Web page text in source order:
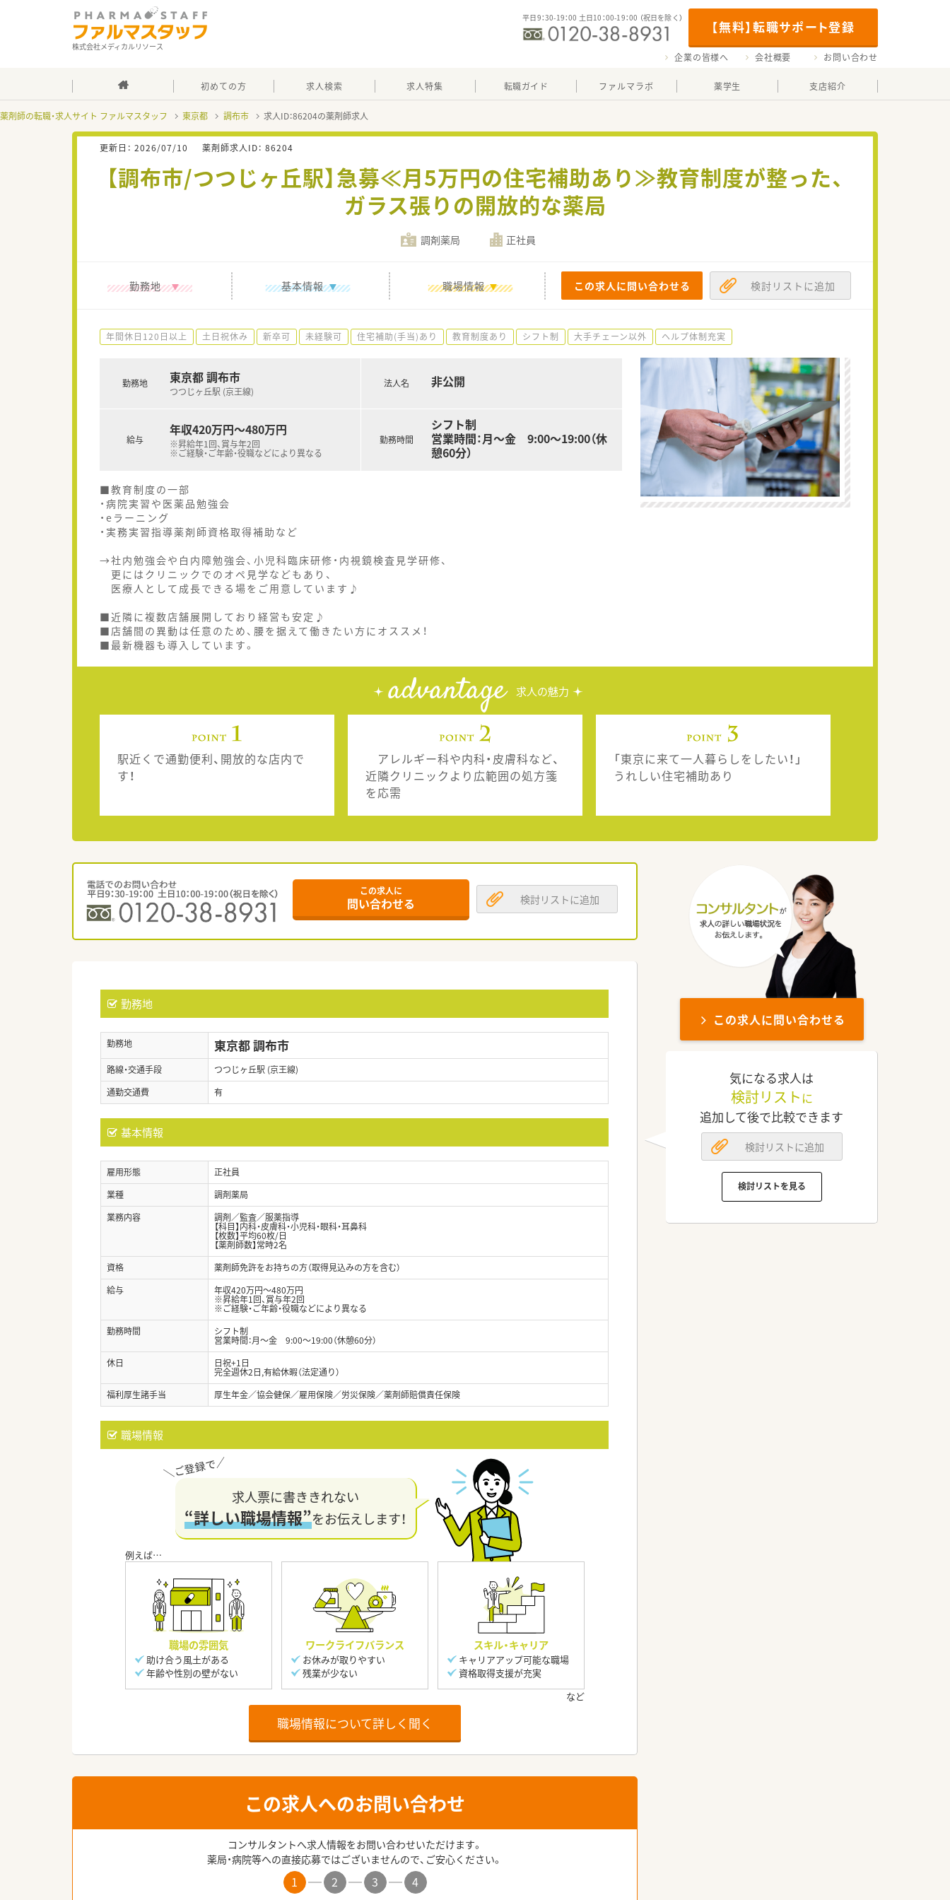
株式会社メディカルリソース
【無料】転職サポート登録
平日9：30-19：00 土日10：00-19：00 （祝日を除く）
企業の皆様へ 会社概要 お問い合わせ
初めての方 求人検索 求人特集 転職ガイド ファルマラボ 薬学生 支店紹介
薬剤師の転職・求人サイト ファルマスタッフ 東京都 調布市 求人ID：86204の薬剤師求人
更新日： 2026/07/10 薬剤師求人ID： 86204
【調布市/つつじヶ丘駅】急募≪月5万円の住宅補助あり≫教育制度が整った、
ガラス張りの開放的な薬局
調剤薬局 正社員
勤務地 基本情報 職場情報 この求人に問い合わせる 検討リストに追加
年間休日120日以上 土日祝休み 新卒可 未経験可 住宅補助(手当)あり 教育制度あり シフト制 大手チェーン以外 ヘルプ体制充実
勤務地 東京都 調布市
つつじヶ丘駅 (京王線)
給与
年収420万円～480万円
※昇給年1回、賞与年2回
※ご経験・ご年齢・役職などにより異なる
法人名 非公開
勤務時間
シフト制
営業時間：月～金 9:00～19:00（休
憩60分）
■教育制度の一部
・病院実習や医薬品勉強会
・eラーニング
・実務実習指導薬剤師資格取得補助など
→社内勉強会や白内障勉強会、小児科臨床研修・内視鏡検査見学研修、
更にはクリニックでのオペ見学などもあり、
医療人として成長できる場をご用意しています♪
■近隣に複数店舗展開しており経営も安定♪
■店舗間の異動は任意のため、腰を据えて働きたい方にオススメ！
■最新機器も導入しています。
advantage 求人の魅力
駅近くで通勤便利、開放的な店内で
す！
アレルギー科や内科・皮膚科など、
近隣クリニックより広範囲の処方箋
を応需
「東京に来て一人暮らしをしたい！」
うれしい住宅補助あり
この求人に
問い合わせる 検討リストに追加
勤務地
勤務地 東京都 調布市
路線・交通手段
つつじヶ丘駅 (京王線)
通勤交通費
有
基本情報
雇用形態
正社員
業種
調剤薬局
業務内容
調剤／監査／服薬指導
【科目】内科・皮膚科・小児科・眼科・耳鼻科
【枚数】平均60枚/日
【薬剤師数】常時2名
資格
薬剤師免許をお持ちの方（取得見込みの方を含む）
給与
年収420万円～480万円
※昇給年1回、賞与年2回
※ご経験・ご年齢・役職などにより異なる
勤務時間
シフト制
営業時間：月～金 9:00～19:00（休憩60分）
休日
日祝+1日
完全週休2日,有給休暇（法定通り）
福利厚生諸手当
厚生年金／協会健保／雇用保険／労災保険／薬剤師賠償責任保険
職場情報
求人票に書ききれない
“詳しい職場情報”をお伝えします！
職場の雰囲気
助け合う風土がある
年齢や性別の壁がない
ワークライフバランス
お休みが取りやすい
残業が少ない
スキル・キャリア
キャリアアップ可能な職場
資格取得支援が充実
職場情報について詳しく聞く
この求人へのお問い合わせ
コンサルタントへ求人情報をお問い合わせいただけます。
薬局・病院等への直接応募ではございませんので、ご安心ください。
1 2 3 4
この求人に問い合わせる
気になる求人は
検討リスト に
追加して後で比較できます
検討リストに追加
検討リストを見る